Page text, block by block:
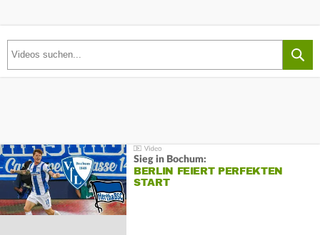
Sieg in Bochum:
BERLIN FEIERT PERFEKTEN
START